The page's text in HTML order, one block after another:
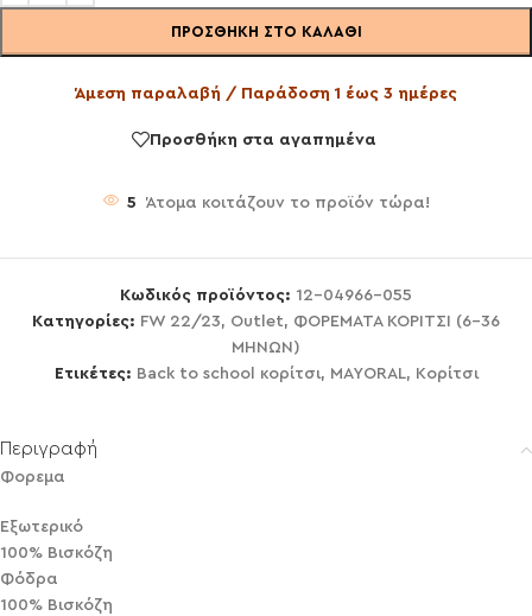
ΠΡΟΣΘΉΚΗ ΣΤΟ ΚΑΛΆΘΙ
Άμεση παραλαβή / Παράδοση 1 έως 3 ημέρες
Προσθήκη στα αγαπημένα
5 Άτομα κοιτάζουν το προϊόν τώρα!
Κωδικός προϊόντος: 12-04966-055
Κατηγορίες: FW 22/23, Outlet, ΦΟΡΕΜΑΤΑ ΚΟΡΙΤΣΙ (6-36
ΜΗΝΩΝ)
Ετικέτες: Back to school κορίτσι, MAYORAL, Κορίτσι
Περιγραφή
Φορεμα
Εξωτερικό
100% Βισκόζη
Φόδρα
100% Βισκόζη